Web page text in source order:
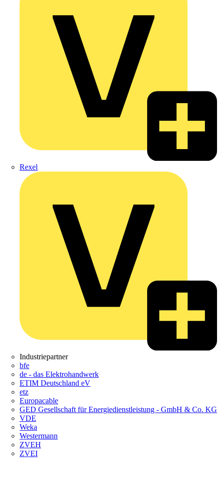
Rexel
Industriepartner
bfe
de - das Elektrohandwerk
ETIM Deutschland eV
etz
Europacable
GED Gesellschaft für Energiedienstleistung - GmbH & Co. KG
VDE
Weka
Westermann
ZVEH
ZVEI